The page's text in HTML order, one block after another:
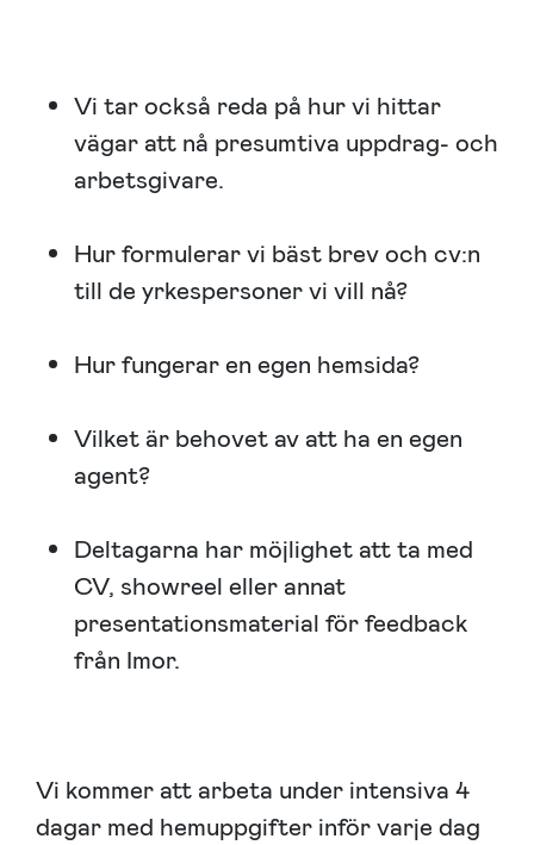
Vi tar också reda på hur vi hittar
vägar att nå presumtiva uppdrag- och
arbetsgivare.
Hur formulerar vi bäst brev och cv:n
till de yrkespersoner vi vill nå?
Hur fungerar en egen hemsida?
Vilket är behovet av att ha en egen
agent?
Deltagarna har möjlighet att ta med
CV, showreel eller annat
presentationsmaterial för feedback
från Imor.
Vi kommer att arbeta under intensiva 4
dagar med hemuppgifter inför varje dag